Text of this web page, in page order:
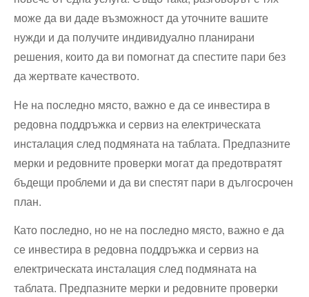
може да ви даде възможност да уточните вашите
нужди и да получите индивидуално планирани
решения, които да ви помогнат да спестите пари без
да жертвате качеството.
Не на последно място, важно е да се инвестира в
редовна поддръжка и сервиз на електрическата
инсталация след подмяната на таблата. Предпазните
мерки и редовните проверки могат да предотвратят
бъдещи проблеми и да ви спестят пари в дългосрочен
план.
Като последно, но не на последно място, важно е да
се инвестира в редовна поддръжка и сервиз на
електрическата инсталация след подмяната на
таблата. Предпазните мерки и редовните проверки